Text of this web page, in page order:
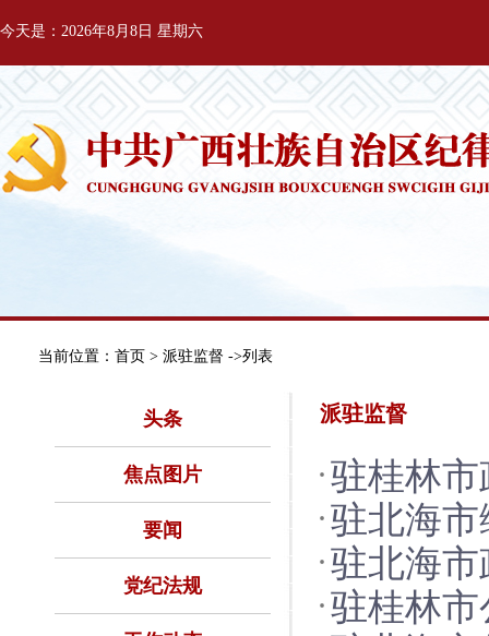
今天是：2026年8月8日 星期六
当前位置： 首页 > 派驻监督 ->列表
头条
焦点图片
要闻
党纪法规
派驻监督
驻桂林
源交易廉
驻北海
党治党
驻北海
房公积
驻桂林